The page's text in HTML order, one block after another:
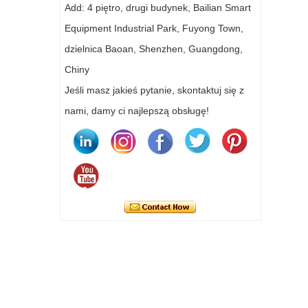
Add: 4 piętro, drugi budynek, Bailian Smart
Equipment Industrial Park, Fuyong Town,
dzielnica Baoan, Shenzhen, Guangdong,
Chiny
Jeśli masz jakieś pytanie, skontaktuj się z
nami, damy ci najlepszą obsługę!